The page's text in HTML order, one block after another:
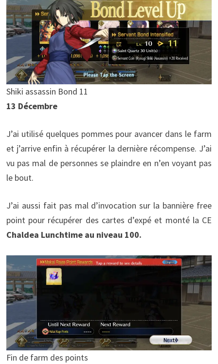
Shiki assassin Bond 11
13 Décembre
J’ai utilisé quelques pommes pour avancer dans le farm
et j’arrive enfin à récupérer la dernière récompense. J’ai
vu pas mal de personnes se plaindre en n’en voyant pas
le bout.
J’ai aussi fait pas mal d’invocation sur la bannière free
point pour récupérer des cartes d’expé et monté la CE
Chaldea Lunchtime au niveau 100.
Fin de farm des points